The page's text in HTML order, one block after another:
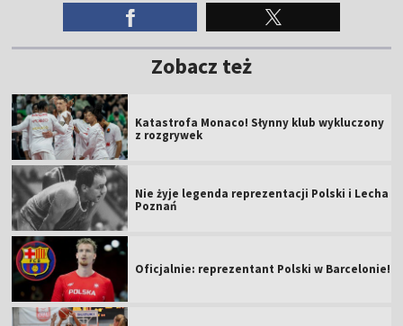
Zobacz też
Katastrofa Monaco! Słynny klub wykluczony
z rozgrywek
Nie żyje legenda reprezentacji Polski i Lecha
Poznań
Oficjalnie: reprezentant Polski w Barcelonie!